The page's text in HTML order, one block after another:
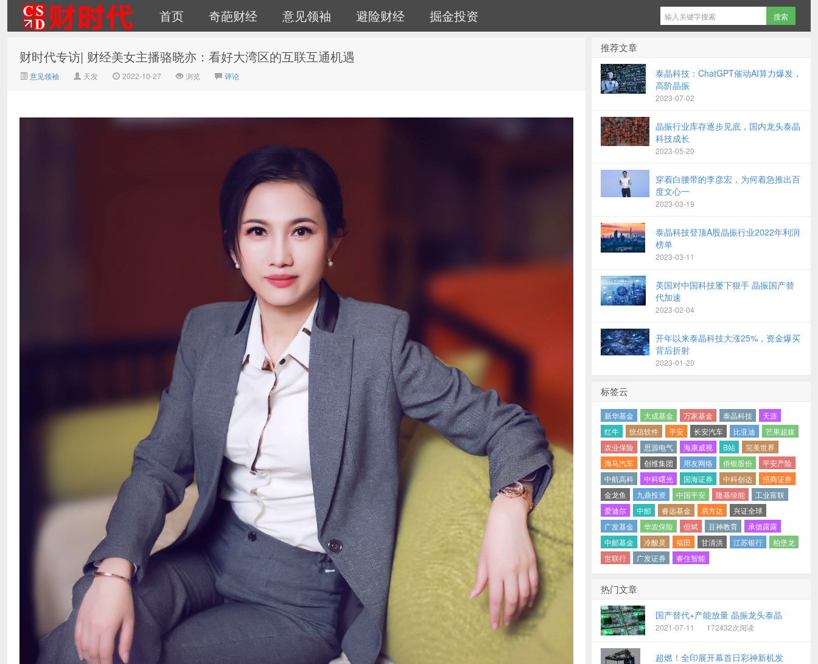
财时代｜新金融总裁圈、财
首页 奇葩财经 意见领袖 避险财经 掘金投资
财时代专访| 财经美女主播骆晓亦：看好大湾区的互联互通机遇
意见领袖 天发 2022-10-27 浏览 评论
推荐文章
泰晶科技：ChatGPT催动AI算力爆发，
高阶晶振
2023-07-02
晶振行业库存逐步见底，国内龙头泰晶
科技成长
2023-05-20
穿着白腰带的李彦宏，为何着急推出百
度文心一
2023-03-19
泰晶科技登顶A股晶振行业2022年利润
榜单
2023-03-11
美国对中国科技屡下狠手 晶振国产替
代加速
2023-02-04
开年以来泰晶科技大涨25%，资金爆买
背后折射
2023-01-20
标签云
新华基金 大成基金 万家基金 泰晶科技
天涯
红牛
统信软件 平安 长安汽车 比亚迪
芒果超媒
农业保险
思源电气 海康威视 B站
完美世界
海马汽车
创维集团 用友网络 侨银股份
平安产险
中航高科
中科曙光 国海证券 中科创达
招商证券
金龙鱼
九鼎投资 中国平安 隆基绿能
工业富联
爱迪尔
中邮 睿远基金 易方达
兴证全球
广发基金
华农保险 但斌 豆神教育
承德露露
中邮基金
冷酸灵 福田 甘清洪 江苏银行
柏堡龙
世联行
广发证券 睿住智能
热门文章
国产替代+产能放量 晶振龙头泰晶
2021-07-11 172432次阅读
超燃！全印展开幕首日彩神新机发